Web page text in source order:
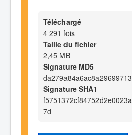
Téléchargé
4 291 fois
Taille du fichier
2,45 MB
Signature MD5
Signature SHA1
7d